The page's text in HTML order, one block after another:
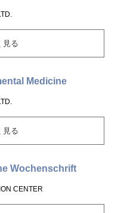
見る
Medicine
見る
Wochenschrift
CENTER